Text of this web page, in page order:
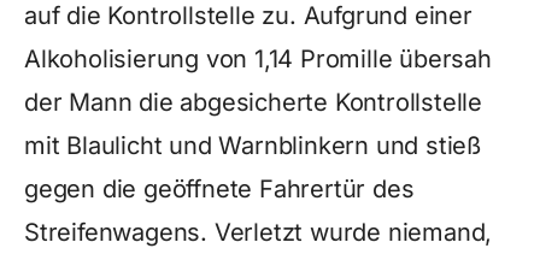
auf die Kontrollstelle zu. Aufgrund einer
Alkoholisierung von 1,14 Promille übersah
der Mann die abgesicherte Kontrollstelle
mit Blaulicht und Warnblinkern und stieß
gegen die geöffnete Fahrertür des
Streifenwagens. Verletzt wurde niemand,